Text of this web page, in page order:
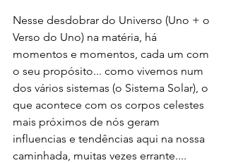
Nesse desdobrar do Universo (Uno + o
Verso do Uno) na matéria, há
momentos e momentos, cada um com
o seu propósito... como vivemos num
dos vários sistemas (o Sistema Solar), o
que acontece com os corpos celestes
mais próximos de nós geram
influencias e tendências aqui na nossa
caminhada, muitas vezes errante....